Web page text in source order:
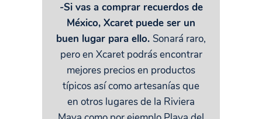
-Si vas a comprar recuerdos de
México, Xcaret puede ser un
buen lugar para ello. Sonará raro,
pero en Xcaret podrás encontrar
mejores precios en productos
típicos así como artesanías que
en otros lugares de la Riviera